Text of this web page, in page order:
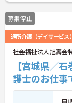
募集停止
通所介護（デイサービス）
社会福祉法人旭壽会
【宮城県／
護士のお仕事